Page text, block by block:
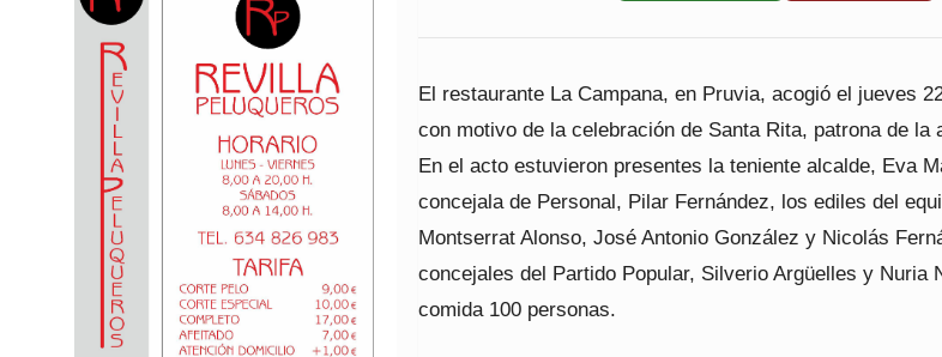
El restaurante La Campana, en Pruvia, acogió el jueves
con motivo de la celebración de Santa Rita, patrona de la
En el acto estuvieron presentes la teniente alcalde, Eva
concejala de Personal, Pilar Fernández, los ediles del
Montserrat Alonso, José Antonio González y Nicolás
concejales del Partido Popular, Silverio Argüelles y Nuria
comida 100 personas.